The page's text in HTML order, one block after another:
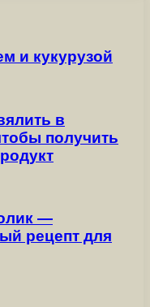
и кукурузой
в
получить
—
рецепт для